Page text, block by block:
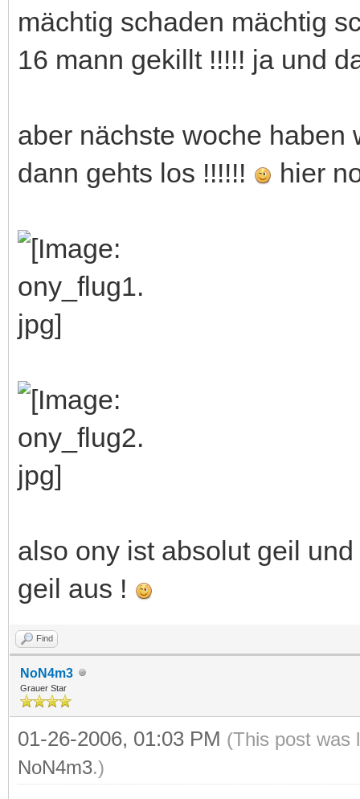
mächtig schaden mächtig
16 mann gekillt !!!!! ja und
aber nächste woche haben
dann gehts los !!!!!!
hier
also ony ist absolut geil
geil aus !
Find
NoN4m3
Grauer Star
01-26-2006, 01:03 PM (This post was
NoN4m3.)